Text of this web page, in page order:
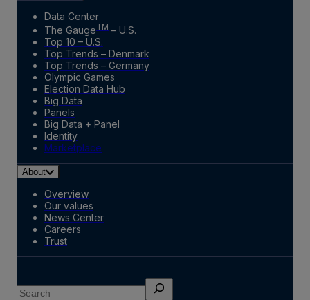
Data Center
The GaugeTM – U.S.
Top 10 – U.S.
Top Trends – Denmark
Top Trends – Germany
Olympic Games
Election Data Hub
Big Data
Panels
Big Data + Panel
Identity
Marketplace
About
Overview
Our values
News Center
Careers
Trust
Search